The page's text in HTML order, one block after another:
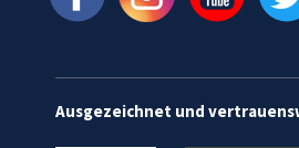
Ausgezeichnet und